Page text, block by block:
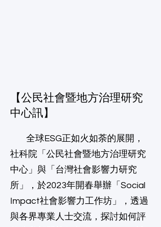
【公民社會暨地方治理研究
中心訊】
全球ESG正如火如荼的展開，
社科院「公民社會暨地方治理研究
中心」與「台灣社會影響力研究
所」，於2023年開春舉辦「Social
Impact社會影響力工作坊」，透過
與各界專業人士交流，探討如何評